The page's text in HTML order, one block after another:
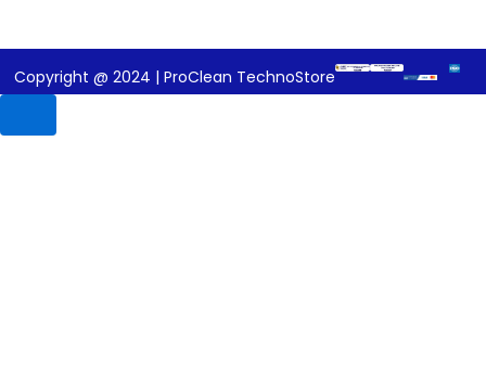
Copyright @ 2024 | ProClean TechnoStore